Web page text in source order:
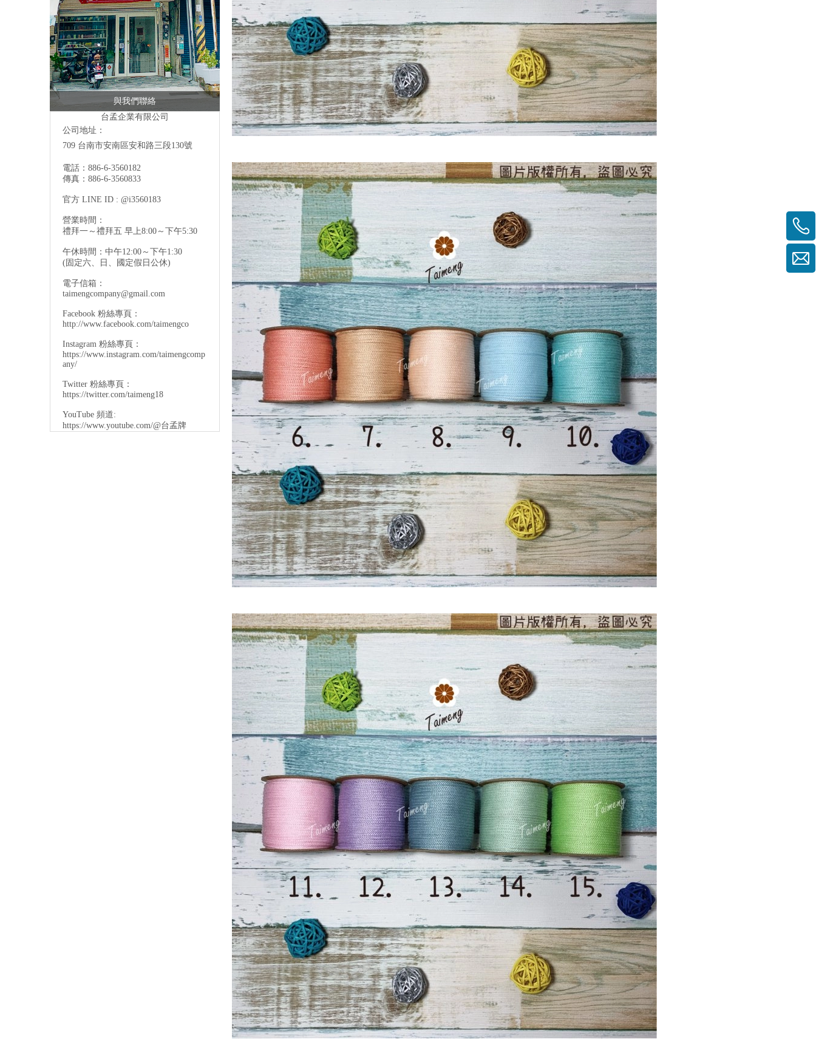
與我們聯絡
台孟企業有限公司
公司地址：
709 台南市安南區安和路三段130號
電話：886-6-3560182
傳真：886-6-3560833
官方 LINE ID : @i3560183
營業時間：
禮拜一～禮拜五 早上8:00～下午5:30
午休時間：中午12:00～下午1:30
(固定六、日、國定假日公休)
電子信箱：
taimengcompany@gmail.com
Facebook 粉絲專頁：
http://www.facebook.com/taimengco
Instagram 粉絲專頁：
https://www.instagram.com/taimengcomp
any/
Twitter 粉絲專頁：
https://twitter.com/taimeng18
YouTube 頻道:
https://www.youtube.com/@台孟牌